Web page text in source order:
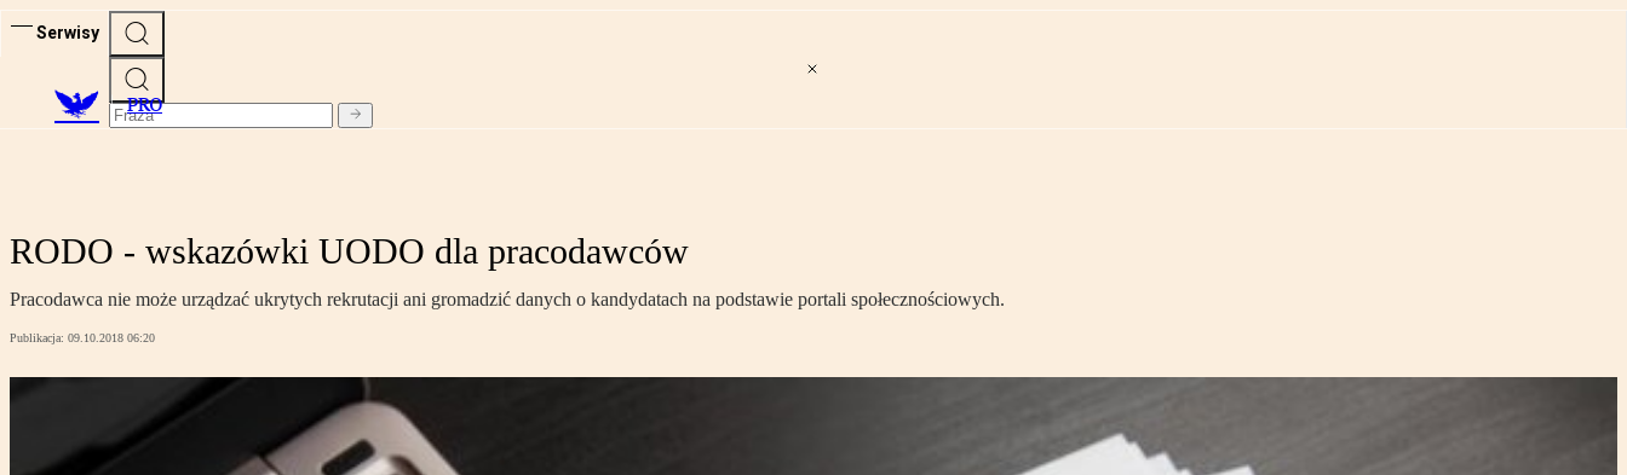
Serwisy
PRO
RODO - wskazówki UODO dla pracodawców
Pracodawca nie może urządzać ukrytych rekrutacji ani gromadzić danych o kandydatach na podstawie portali społecznościowych.
Publikacja: 09.10.2018 06:20